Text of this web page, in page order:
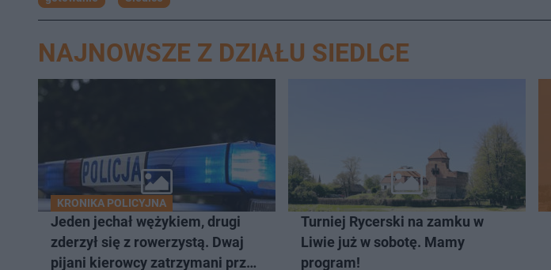
NAJNOWSZE Z DZIAŁU SIEDLCE
KRONIKA POLICYJNA
Jeden jechał wężykiem, drugi
zderzył się z rowerzystą. Dwaj
pijani kierowcy zatrzymani przez
Turniej Rycerski na zamku w
Liwie już w sobotę. Mamy
program!